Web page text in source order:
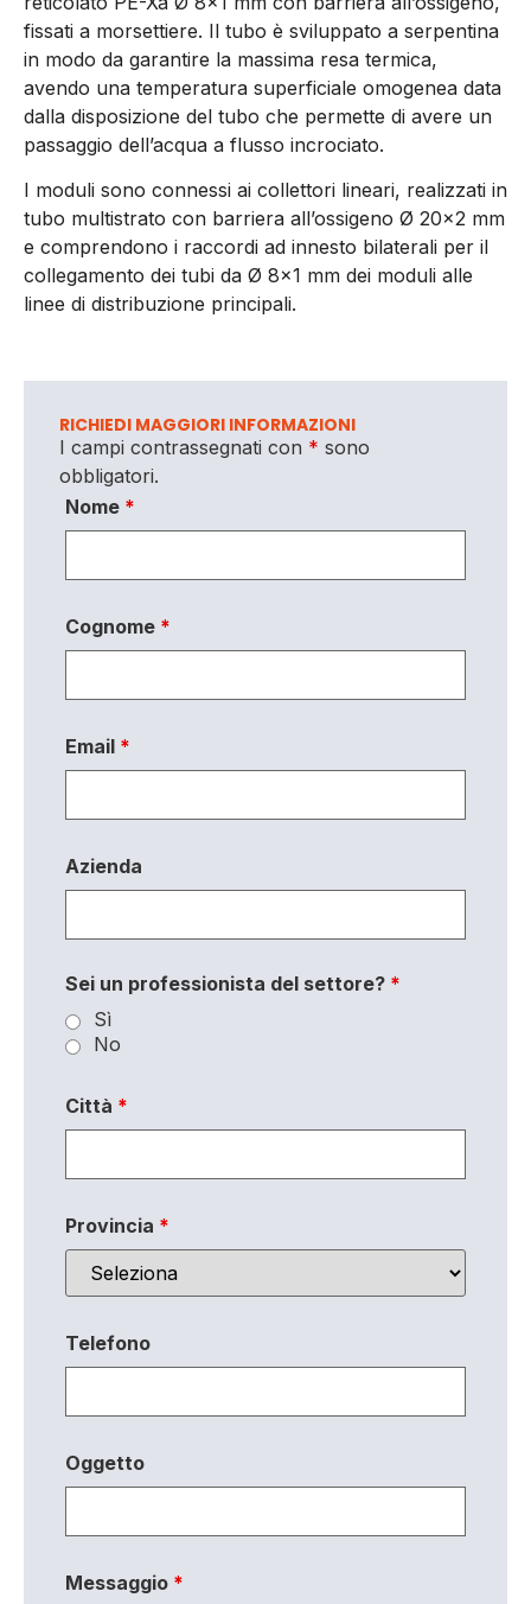
fissati a morsettiere. Il tubo è sviluppato a serpentina
in modo da garantire la massima resa termica,
avendo una temperatura superficiale omogenea data
dalla disposizione del tubo che permette di avere un
passaggio dell’acqua a flusso incrociato.
I moduli sono connessi ai collettori lineari, realizzati in
tubo multistrato con barriera all’ossigeno Ø 20×2 mm
e comprendono i raccordi ad innesto bilaterali per il
collegamento dei tubi da Ø 8×1 mm dei moduli alle
linee di distribuzione principali.
RICHIEDI MAGGIORI INFORMAZIONI
I campi contrassegnati con * sono
obbligatori.
Nome *
Cognome *
Email *
Azienda
Sei un professionista del settore? *
Sì
No
Città *
Provincia *
Telefono
Oggetto
Messaggio *